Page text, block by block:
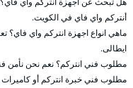
أنتركم واي فاي في الكويت.
ماهي انواع اجهزة انتركم واي فاي؟
ايطالى.
مطلوب فني انتركم؟ نعم نحن نأمن
مطلوب فني خبرة انتركم أو كاميرات